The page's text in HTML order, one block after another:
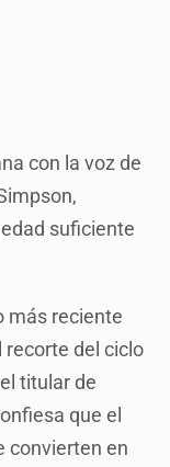
con la voz de
suficiente
más reciente
recorte del ciclo
titular de
que el
convierten en